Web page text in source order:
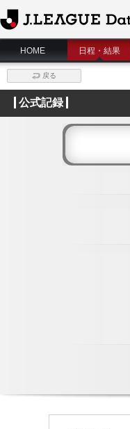
J.League Data Site
HOME
日程・結果
戻る
公式記録